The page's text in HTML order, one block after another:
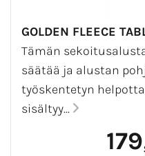
GOLDEN FLEECE
Tämän
säätää ja alustan
työskentetyn
sisältyy...